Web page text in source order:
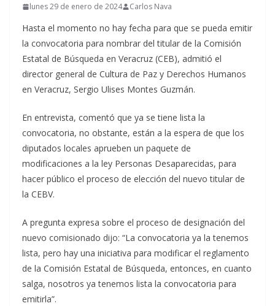
lunes 29 de enero de 2024 Carlos Nava
Hasta el momento no hay fecha para que se pueda emitir
la convocatoria para nombrar del titular de la Comisión
Estatal de Búsqueda en Veracruz (CEB), admitió el
director general de Cultura de Paz y Derechos Humanos
en Veracruz, Sergio Ulises Montes Guzmán.
En entrevista, comentó que ya se tiene lista la
convocatoria, no obstante, están a la espera de que los
diputados locales aprueben un paquete de
modificaciones a la ley Personas Desaparecidas, para
hacer público el proceso de elección del nuevo titular de
la CEBV.
A pregunta expresa sobre el proceso de designación del
nuevo comisionado dijo: “La convocatoria ya la tenemos
lista, pero hay una iniciativa para modificar el reglamento
de la Comisión Estatal de Búsqueda, entonces, en cuanto
salga, nosotros ya tenemos lista la convocatoria para
emitirla”.